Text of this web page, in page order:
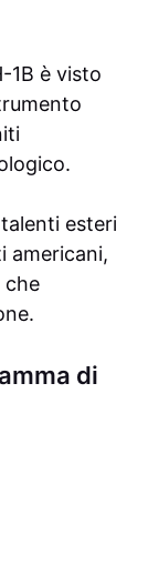
1B è visto
esteri
americani,
che
di